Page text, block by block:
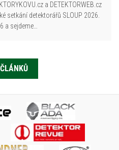
a DETEKTORWEB.cz
setkání detektorářů SLOUP 2026.
a sejdeme…